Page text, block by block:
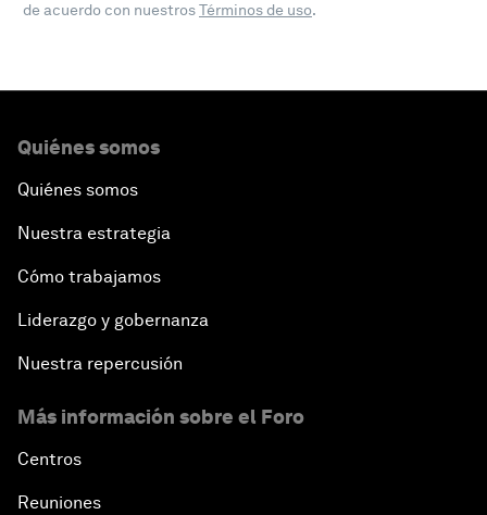
de acuerdo con nuestrosTérminos de uso.
Quiénes somos
Quiénes somos
Nuestra estrategia
Cómo trabajamos
Liderazgo y gobernanza
Nuestra repercusión
Más información sobre el Foro
Centros
Reuniones